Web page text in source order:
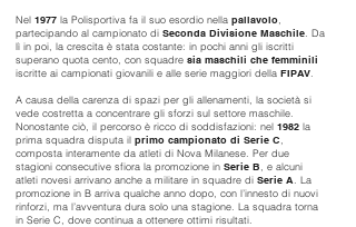
Nel 1977 la Polisportiva fa il suo esordio nella pallavolo
partecipando al campionato di Seconda Divisione Maschile . Da
lì in poi, la crescita è stata costante: in pochi anni gli iscritti
superano quota cento, con squadre sia maschili che femminili
iscritte ai campionati giovanili e alle serie maggiori della FIPAV
A causa della carenza di spazi per gli allenamenti, la società si
vede costretta a concentrare gli sforzi sul settore maschile.
Nonostante ciò, il percorso è ricco di soddisfazioni: nel 1982 la
prima squadra disputa il primo campionato di Serie C
composta interamente da atleti di Nova Milanese. Per due
stagioni consecutive sfiora la promozione in Serie B , e alcuni
atleti novesi arrivano anche a militare in squadre di Serie A . La
promozione in B arriva qualche anno dopo, con l’innesto di nuovi
rinforzi, ma l’avventura dura solo una stagione. La squadra torna
in Serie C, dove continua a ottenere ottimi risultati.